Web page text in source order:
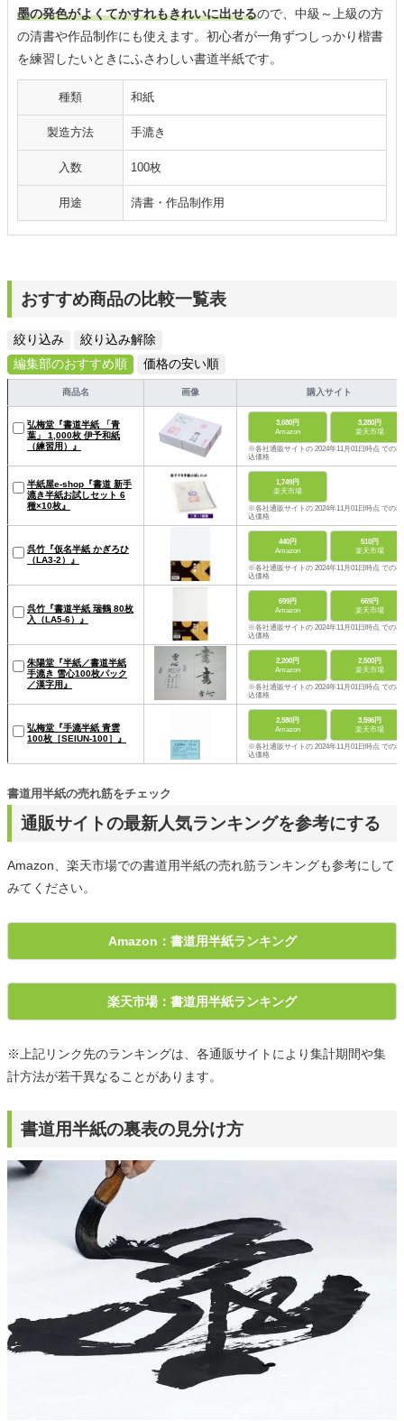
墨の発色がよくてかすれもきれいに出せるので、中級～上級の方
の清書や作品制作にも使えます。初心者が一角ずつしっかり楷書
を練習したいときにふさわしい書道半紙です。
種類 和紙
製造方法 手漉き
入数 100枚
用途 清書・作品制作用
おすすめ商品の比較一覧表
絞り込み
絞り込み解除
編集部のおすすめ順
価格の安い順
商品名 画像 購入サイト
弘梅堂『書道半紙 「青
葉」 1,000枚 伊予和紙
（練習用）』
3,680円
Amazon
3,280円
楽天市場
※各社通販サイトの 2024年11月01日時点 での税
込価格
半紙屋e-shop『書道 新手
漉き半紙お試しセット 6
種×10枚』
1,749円
楽天市場
※各社通販サイトの 2024年11月01日時点 での税
込価格
呉竹『仮名半紙 かぎろひ
（LA3-2）』
440円
Amazon
510円
楽天市場
※各社通販サイトの 2024年11月01日時点 での税
込価格
呉竹『書道半紙 瑞鶴 80枚
入（LA5-6）』
699円
Amazon
669円
楽天市場
※各社通販サイトの 2024年11月01日時点 での税
込価格
朱陽堂『半紙／書道半紙
手漉き 雪心100枚パック
／漢字用』
2,200円
Amazon
2,500円
楽天市場
※各社通販サイトの 2024年11月01日時点 での税
込価格
弘梅堂『手漉半紙 青雲
100枚［SEIUN-100］』
2,580円
Amazon
3,596円
楽天市場
※各社通販サイトの 2024年11月01日時点 での税
込価格
通販サイトの最新人気ランキングを参考にする
書道用半紙の売れ筋をチェック
Amazon、楽天市場での書道用半紙の売れ筋ランキングも参考にして
みてください。
Amazon：書道用半紙ランキング
楽天市場：書道用半紙ランキング
※上記リンク先のランキングは、各通販サイトにより集計期間や集
計方法が若干異なることがあります。
書道用半紙の裏表の見分け方